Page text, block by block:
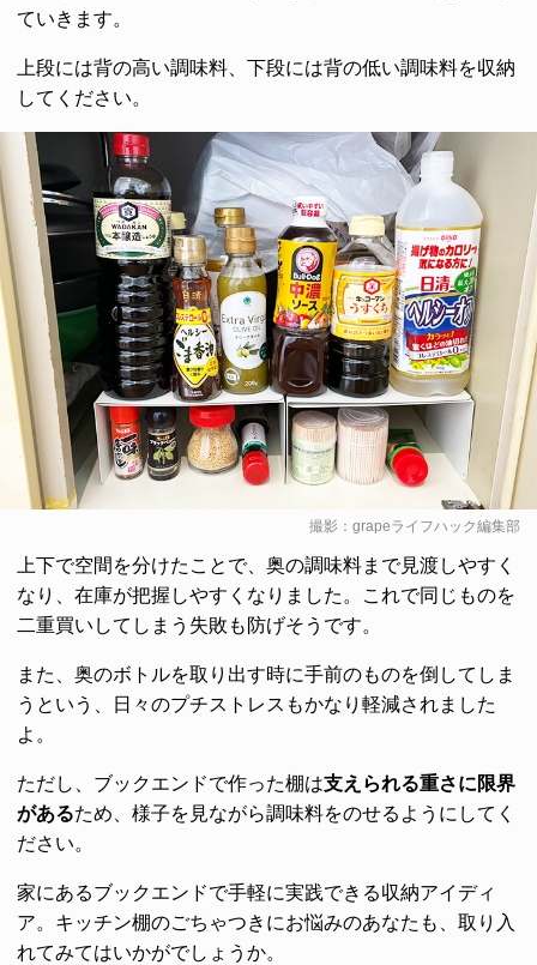
ていきます。
上段には背の高い調味料、下段には背の低い調味料を収納
してください。
撮影：grapeライフハック編集部
上下で空間を分けたことで、奥の調味料まで見渡しやすく
なり、在庫が把握しやすくなりました。これで同じものを
二重買いしてしまう失敗も防げそうです。
また、奥のボトルを取り出す時に手前のものを倒してしま
うという、日々のプチストレスもかなり軽減されました
よ。
ただし、ブックエンドで作った棚は支えられる重さに限界
があるため、様子を見ながら調味料をのせるようにしてく
ださい。
家にあるブックエンドで手軽に実践できる収納アイディ
ア。キッチン棚のごちゃつきにお悩みのあなたも、取り入
れてみてはいかがでしょうか。